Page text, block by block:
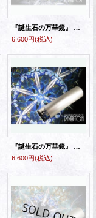
『誕生石の万華鏡』 オイル万華鏡 ６月 ムーンストーン
6,600円(税込)
『誕生石の万華鏡』 オイル万華鏡 ９月 ラピスラズリ
6,600円(税込)